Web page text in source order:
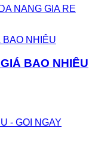
NANG GIA RE
BAO NHIÊU
- GOI NGAY